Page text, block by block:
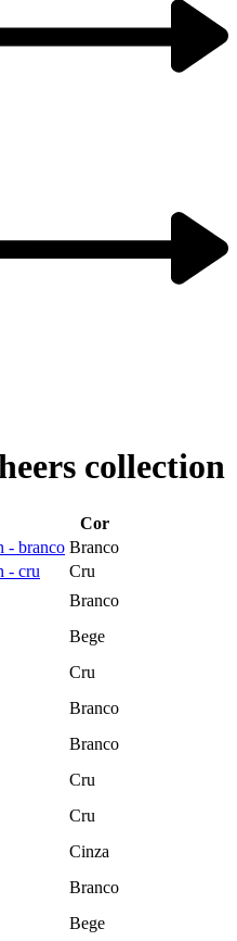
collection
Cor
Branco
Cru
Branco
Bege
Cru
Branco
Branco
Cru
Cru
Cinza
Branco
Bege